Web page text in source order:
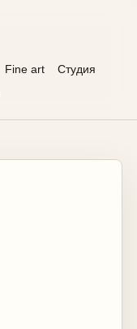
Fine art
Студия